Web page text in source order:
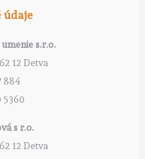
údaje
s.r.o.
12 Detva
884
5360
s r.o.
12 Detva